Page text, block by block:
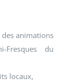
animations
Fresques du
locaux,